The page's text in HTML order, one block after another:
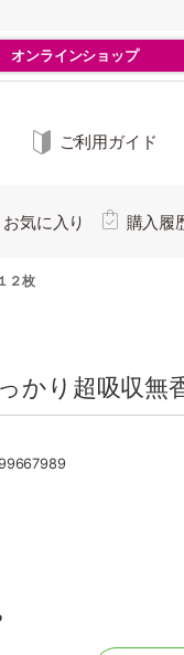
オンラインショップ
ご利用ガイド
お気に入り 購入履
２枚
かり超吸収無